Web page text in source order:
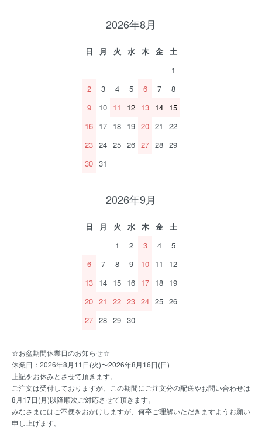
2026年8月
日 月 火 水 木 金
土
1
2
3 4 5 6 7
8
9
10 11 12 13 14 15
16 17 18 19 20 21
22
23 24 25 26 27 28 29
30 31
2026年9月
日 月 火 水 木 金
土
1
2 3 4
5
6
7 8 9 10 11
12
13 14 15 16 17 18 19
20 21 22 23 24 25 26
27 28 29 30
☆お盆期間休業日のお知らせ☆
休業日：2026年8月11日(火)〜2026年8月16日(日)
上記をお休みとさせて頂きます。
ご注文は受付しておりますが、この期間にご注文分の配送やお問い合わせは
8月17日(月)以降順次ご対応させて頂きます。
みなさまにはご不便をおかけしますが、何卒ご理解いただきますようお願い
申し上げます。